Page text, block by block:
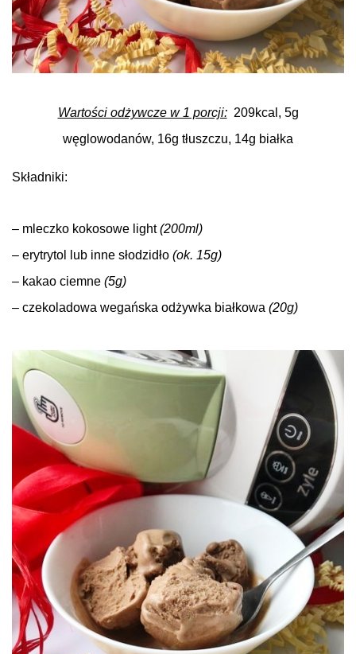
Wartości odżywcze w 1 porcji:209kcal, 5g
węglowodanów, 16g tłuszczu, 14g białka
Składniki:
– mleczko kokosowe light(200ml)
– erytrytol lub inne słodzidło (ok. 15g)
– kakao ciemne (5g)
– czekoladowa wegańska odżywka białkowa (20g)